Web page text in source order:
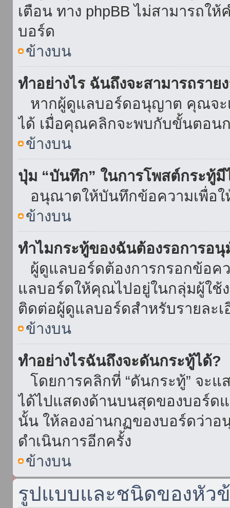
เตือน ทาง phpBB ไม่สามารถใ
บอร์ด
ข้างบน
ทำอย่างไร ฉันถึงจะสามารถรา
หากผู้ดูแลบอร์ดอนุญาต คุณจะ
ได้ เมื่อคุณคลิกจะพบกับขั้นตอน
ข้างบน
ปุ่ม “บันทึก” ในการโพสต์กระทู้มี
อนุณาตให้บันทึกข้อความเพื่อใ
ข้างบน
ทำไมกระทู้ของฉันต้องรอการอนุ
ผู้ดูแลบอร์ดต้องการกรอกข้อค
แลบอร์ดให้คุณไปอยู่ในกลุ่มผู้ใช้
ติดต่อผู้ดูแลบอร์ดสำหรับรายละเ
ข้างบน
ทำอย่างไรฉันถึงจะดันกระทู้ได้?
โดยการคลิกที่ “ดันกระทู้” จะ
ได้ไปแสดงด้านบนสุดของบอร์ด
นั้น ให้ลองอ่านกฏของบอร์ดว่า
ดำเนินการอีกครั้ง
ข้างบน
รูปแบบและชนิดของหัว